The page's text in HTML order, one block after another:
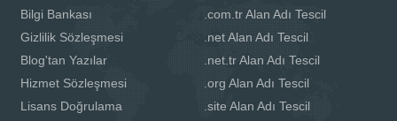
Bilgi Bankası
Gizlilik Sözleşmesi
Blog'tan Yazılar
Hizmet Sözleşmesi
Lisans Doğrulama
.com.tr Alan Adı Tescil
.net Alan Adı Tescil
.net.tr Alan Adı Tescil
.org Alan Adı Tescil
.site Alan Adı Tescil